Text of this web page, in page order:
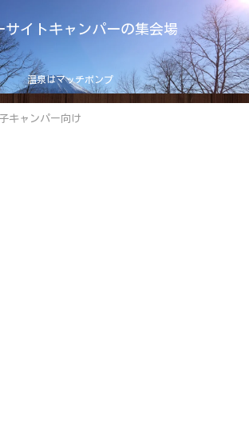
サイトキャンパーの集会場
温泉はマッチポンプ
キャンパー向け